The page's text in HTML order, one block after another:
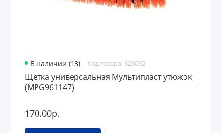
В наличии (13) Код товара: 328082
Щетка универсальная Мультипласт утюжок
(MPG961147)
170.00р.